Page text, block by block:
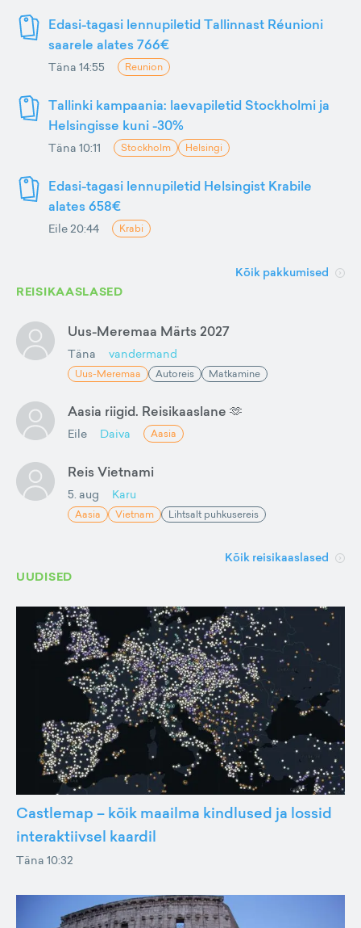
Edasi-tagasi lennupiletid Tallinnast Réunioni
saarele alates 766€
Täna 14:55 Reunion
Tallinki kampaania: laevapiletid Stockholmi ja
Helsingisse kuni -30%
Täna 10:11 Stockholm Helsingi
Edasi-tagasi lennupiletid Helsingist Krabile
alates 658€
Eile 20:44 Krabi
Kõik pakkumised
REISIKAASLASED
Uus-Meremaa Märts 2027
Täna vandermand
Uus-Meremaa Autoreis Matkamine
Aasia riigid. Reisikaaslane 🫶
Eile Daiva Aasia
Reis Vietnami
5. aug Karu
Aasia Vietnam Lihtsalt puhkusereis
Kõik reisikaaslased
UUDISED
Castlemap – kõik maailma kindlused ja lossid
interaktiivsel kaardil
Täna 10:32